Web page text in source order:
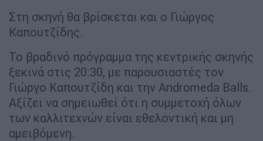
Στη σκηνή θα βρίσκεται και ο Γιώργος
Καπουτζίδης.
Το βραδινό πρόγραμμα της κεντρικής σκηνής
ξεκινά στις 20:30, με παρουσιαστές τον
Γιώργο Καπουτζίδη και την Andromeda Balls.
Αξίζει να σημειωθεί ότι η συμμετοχή όλων
των καλλιτεχνών είναι εθελοντική και μη
αμειβόμενη.